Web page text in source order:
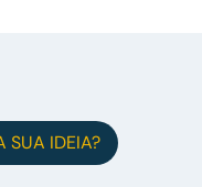
SUA IDEIA?